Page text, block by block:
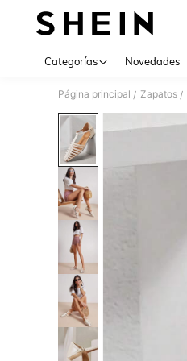
Categorías Novedades
Página principal / Zapatos /